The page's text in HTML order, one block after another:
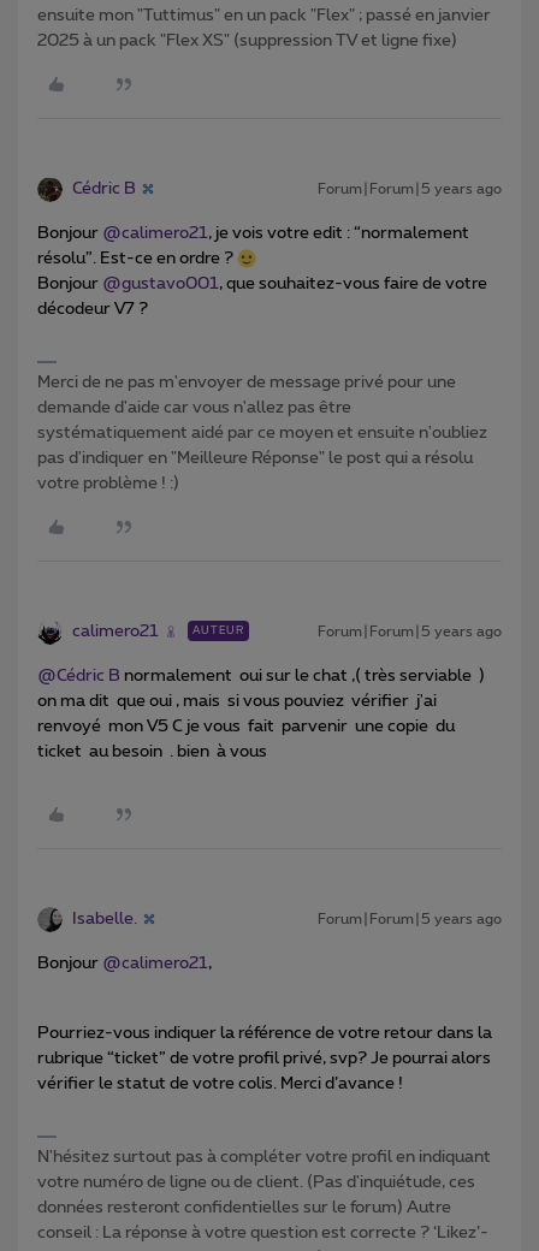
ensuite mon "Tuttimus" en un pack "Flex" ; passé en janvier
2025 à un pack "Flex XS" (suppression TV et ligne fixe)
Cédric B Forum|Forum|5 years ago
Bonjour @calimero21, je vois votre edit : “normalement
résolu”. Est-ce en ordre ?
Bonjour @gustavo001, que souhaitez-vous faire de votre
décodeur V7 ?
Merci de ne pas m'envoyer de message privé pour une
demande d'aide car vous n'allez pas être
systématiquement aidé par ce moyen et ensuite n'oubliez
pas d'indiquer en "Meilleure Réponse" le post qui a résolu
votre problème ! :)
calimero21 AUTEUR Forum|Forum|5 years ago
@Cédric B normalement oui sur le chat ,( très serviable )
on ma dit que oui , mais si vous pouviez vérifier j'ai
renvoyé mon V5 C je vous fait parvenir une copie du
ticket au besoin . bien à vous
Isabelle. Forum|Forum|5 years ago
Bonjour @calimero21,
Pourriez-vous indiquer la référence de votre retour dans la
rubrique “ticket” de votre profil privé, svp? Je pourrai alors
vérifier le statut de votre colis. Merci d’avance !
N'hésitez surtout pas à compléter votre profil en indiquant
votre numéro de ligne ou de client. (Pas d'inquiétude, ces
données resteront confidentielles sur le forum) Autre
conseil : La réponse à votre question est correcte ? ‘Likez’-